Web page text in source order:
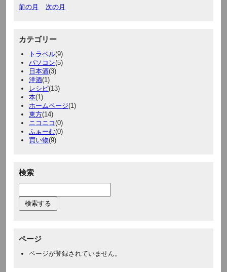
前の月 次の月
カテゴリー
トラベル(9)
パソコン(5)
日本酒(3)
洋酒(1)
レシピ(13)
本(1)
ホームページ(1)
東方(14)
ニコニコ(0)
ふぁーむ(0)
買い物(9)
検索
ページ
ページが登録されていません。